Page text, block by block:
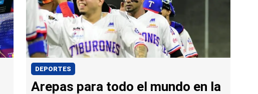
DEPORTES
Arepas para todo el mundo en la